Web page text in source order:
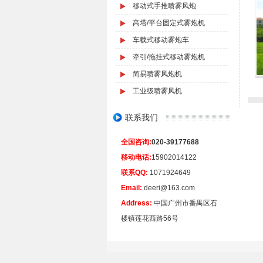
移动式手推喷雾风炮
高塔/平台固定式雾炮机
车载式移动雾炮车
牵引/拖挂式移动雾炮机
简易喷雾风炮机
工业级喷雾风机
联系我们
全国咨询:020-39177688
移动电话:15902014122
联系QQ: 1071924649
Email: deeri@163.com
Address:中国广州市番禺区石
楼镇莲花西路56号